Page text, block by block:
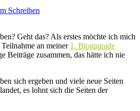
Geht das? Als erstes möchte ich mich
an meiner 1. Blogparade
Beiträge zusammen, das hätte ich nie
sich ergeben und viele neue Seiten
es lohnt sich die Seiten der